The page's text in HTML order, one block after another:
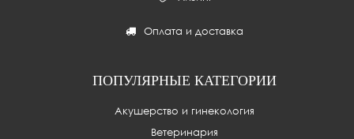
Оплата и доставка
ПОПУЛЯРНЫЕ КАТЕГОРИИ
Акушерство и гинекология
Ветеринария